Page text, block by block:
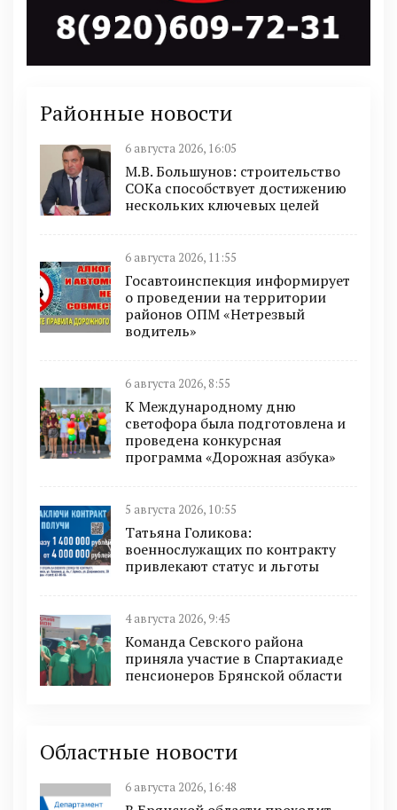
Районные новости
6 августа 2026, 16:05
М.В. Большунов: строительство
СОКа способствует достижению
нескольких ключевых целей
6 августа 2026, 11:55
Госавтоинспекция информирует
о проведении на территории
районов ОПМ «Нетрезвый
водитель»
6 августа 2026, 8:55
К Международному дню
светофора была подготовлена и
проведена конкурсная
программа «Дорожная азбука»
5 августа 2026, 10:55
Татьяна Голикова:
военнослужащих по контракту
привлекают статус и льготы
4 августа 2026, 9:45
Команда Севского района
приняла участие в Спартакиаде
пенсионеров Брянской области
Областные новости
6 августа 2026, 16:48